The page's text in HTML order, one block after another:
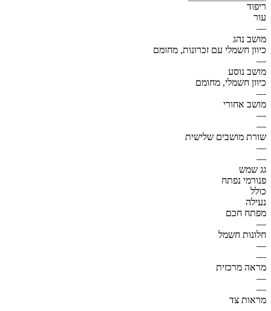
ריפוד
עור
—
מושב נהג
כיוון חשמלי עם זכרונות, מחומם
—
מושב נוסע
כיוון חשמלי, מחומם
—
מושב אחורי
—
—
שורת מושבים שלישית
—
—
גג שמש
פנורמי נפתח
כולל
נעילה
מפתח חכם
—
חלונות חשמל
—
—
מראה מרכזית
—
—
מראות צד